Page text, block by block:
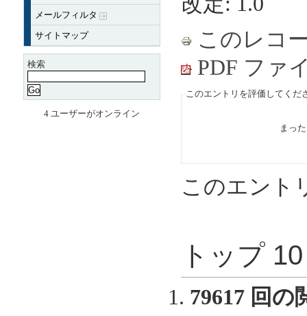
メールフィルタ
サイトマップ
検索
4 ユーザーがオンライン
このレコ
PDF ファ
このエントリを評価してくだ
まっ
このエント
トップ
79617 回の